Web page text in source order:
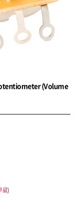
(Volume
료)